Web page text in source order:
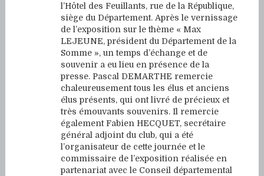
l’Hôtel des Feuillants, rue de la République,
siège du Département. Après le vernissage
de l’exposition sur le thème « Max
LEJEUNE, président du Département de la
Somme », un temps d’échange et de
souvenir a eu lieu en présence de la
presse. Pascal DEMARTHE remercie
chaleureusement tous les élus et anciens
élus présents, qui ont livré de précieux et
très émouvants souvenirs. Il remercie
également Fabien HECQUET, secrétaire
général adjoint du club, qui a été
l’organisateur de cette journée et le
commissaire de l’exposition réalisée en
partenariat avec le Conseil départemental